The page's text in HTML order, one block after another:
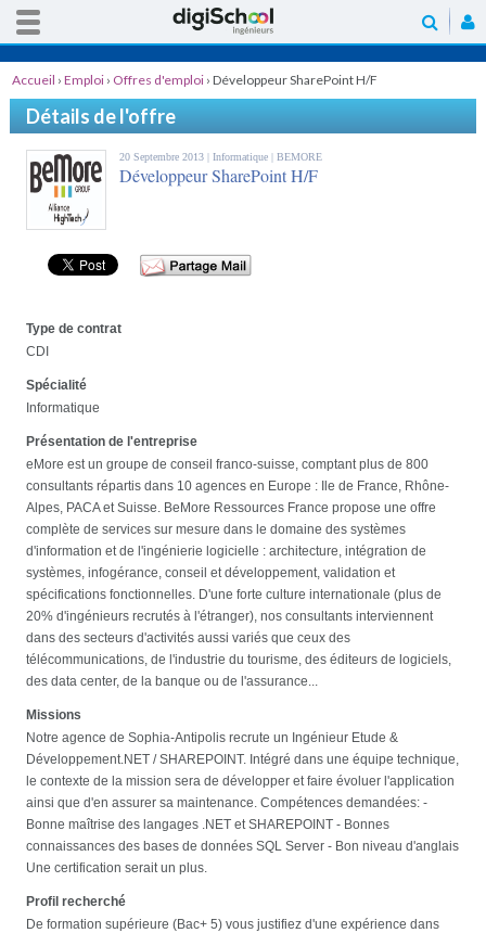
Accueil › Emploi › Offres d'emploi › Développeur SharePoint H/F
Détails de l'offre
20 Septembre 2013 | Informatique | BEMORE
Développeur SharePoint H/F
Type de contrat
CDI
Spécialité
Informatique
Présentation de l'entreprise
eMore est un groupe de conseil franco-suisse, comptant plus de 800
consultants répartis dans 10 agences en Europe : Ile de France, Rhône-
Alpes, PACA et Suisse. BeMore Ressources France propose une offre
complète de services sur mesure dans le domaine des systèmes
d'information et de l'ingénierie logicielle : architecture, intégration de
systèmes, infogérance, conseil et développement, validation et
spécifications fonctionnelles. D'une forte culture internationale (plus de
20% d'ingénieurs recrutés à l'étranger), nos consultants interviennent
dans des secteurs d'activités aussi variés que ceux des
télécommunications, de l'industrie du tourisme, des éditeurs de logiciels,
des data center, de la banque ou de l'assurance...
Missions
Notre agence de Sophia-Antipolis recrute un Ingénieur Etude &
Développement.NET / SHAREPOINT. Intégré dans une équipe technique,
le contexte de la mission sera de développer et faire évoluer l'application
ainsi que d'en assurer sa maintenance. Compétences demandées: -
Bonne maîtrise des langages .NET et SHAREPOINT - Bonnes
connaissances des bases de données SQL Server - Bon niveau d'anglais
Une certification serait un plus.
Profil recherché
De formation supérieure (Bac+ 5) vous justifiez d'une expérience dans